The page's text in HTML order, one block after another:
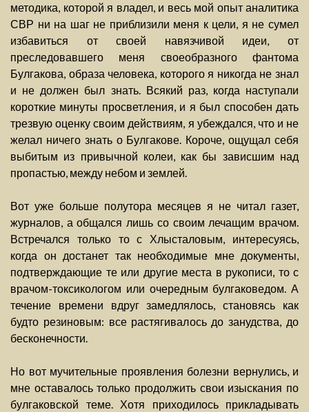
методика, которой я владел, и весь мой опыт аналитика
СВР ни на шаг не приблизили меня к цели, я не сумел
избавиться от своей навязчивой идеи, от
преследовавшего меня своеобразного фантома
Булгакова, образа человека, которого я никогда не знал
и не должен был знать. Всякий раз, когда наступали
короткие минуты просветления, и я был способен дать
трезвую оценку своим действиям, я убеждался, что и не
желал ничего знать о Булгакове. Короче, ощущал себя
выбитым из привычной колеи, как бы зависшим над
пропастью, между небом и землей.
Вот уже больше полутора месяцев я не читал газет,
журналов, а общался лишь со своим лечащим врачом.
Встречался только то с Хлысталовым, интересуясь,
когда он достанет так необходимые мне документы,
подтверждающие те или другие места в рукописи, то с
врачом-токсикологом или очередным булгаковедом. А
течение времени вдруг замедлялось, становясь как
будто резиновым: все растягивалось до занудства, до
бесконечности.
Но вот мучительные проявления болезни вернулись, и
мне оставалось только продолжить свои изыскания по
булгаковской теме. Хотя приходилось прикладывать